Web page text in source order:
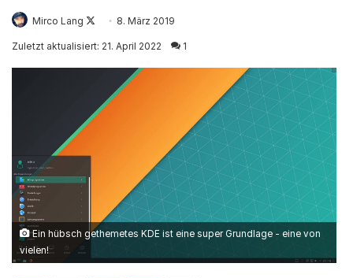
Mirco Lang
Follow
on
8. März 2019
Zuletzt aktualisiert: 21. April 2022 1
Ein hübsch gethemetes KDE ist eine super Grundlage - eine von
vielen!